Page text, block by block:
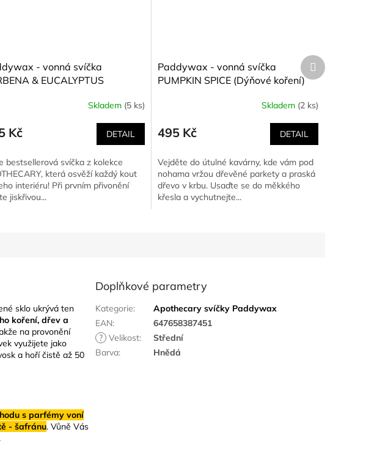
- vonná svíčka
& EUCALYPTUS
Skladem (5 ks)
Kč DETAIL
bestsellerová svíčka z kolekce
která osvěží každý kout
interiéru! Při prvním přivonění
jiskřivou...
Paddywax - vonná svíčka
PUMPKIN SPICE (Dýňové koření)
Skladem (2 ks)
495 Kč DETAIL
Vejděte do útulné kavárny, kde vám pod
nohama vržou dřevěné parkety a praská
dřevo v krbu. Usaďte se do měkkého
křesla a vychutnejte...
Další
produkt
sklo ukrývá ten
koření, dřev a
na provonění
využijete jako
a hoří čistě až 50
s parfémy voní
- šafránu. Vůně Vás
Doplňkové parametry
Kategorie:
Apothecary svíčky Paddywax
EAN:
647658387451
? Velikost:
Střední
Barva: Hnědá